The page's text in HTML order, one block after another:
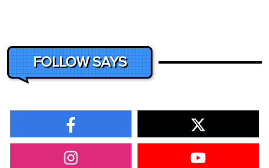
FOLLOW SAYS